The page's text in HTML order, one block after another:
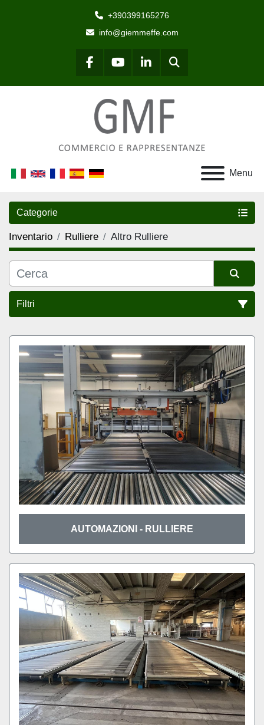
+390399165276
info@giemmeffe.com
facebookyoutubelinkedinCerca
Menu
Categorie
Inventario Rulliere Altro Rulliere
Filtri
Ordina per
AUTOMAZIONI - RULLIERE